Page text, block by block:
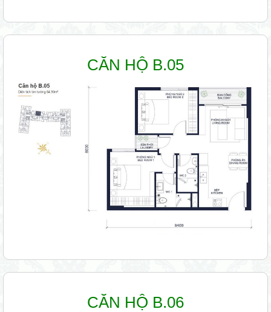
CĂN HỘ B.05
CĂN HỘ B.06